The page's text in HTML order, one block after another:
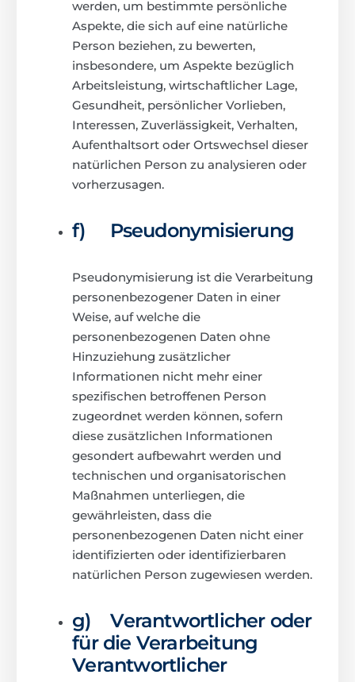
werden, um bestimmte persönliche
Aspekte, die sich auf eine natürliche
Person beziehen, zu bewerten,
insbesondere, um Aspekte bezüglich
Arbeitsleistung, wirtschaftlicher Lage,
Gesundheit, persönlicher Vorlieben,
Interessen, Zuverlässigkeit, Verhalten,
Aufenthaltsort oder Ortswechsel dieser
natürlichen Person zu analysieren oder
vorherzusagen.
f) Pseudonymisierung
Pseudonymisierung ist die Verarbeitung
personenbezogener Daten in einer
Weise, auf welche die
personenbezogenen Daten ohne
Hinzuziehung zusätzlicher
Informationen nicht mehr einer
spezifischen betroffenen Person
zugeordnet werden können, sofern
diese zusätzlichen Informationen
gesondert aufbewahrt werden und
technischen und organisatorischen
Maßnahmen unterliegen, die
gewährleisten, dass die
personenbezogenen Daten nicht einer
identifizierten oder identifizierbaren
natürlichen Person zugewiesen werden.
g) Verantwortlicher oder
für die Verarbeitung
Verantwortlicher